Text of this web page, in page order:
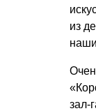
из
зал-